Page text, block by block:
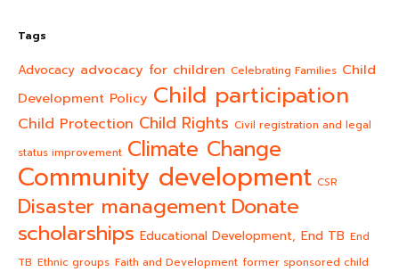
Tags
Advocacy advocacy for children Celebrating Families Child
Development Policy Child participation
Child Protection Child Rights Civil registration and legal
status improvement Climate Change
Community development CSR
Disaster management Donate
scholarships Educational Development, End TB End
TB Ethnic groups Faith and Development former sponsored child